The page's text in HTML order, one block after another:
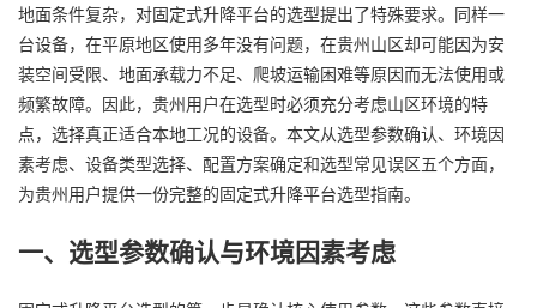
地面条件复杂，对固定式升降平台的选型提出了特殊要求。同样一
台设备，在平原地区使用多年没有问题，在贵州山区却可能因为安
装空间受限、地面承载力不足、爬坡运输困难等原因而无法使用或
频繁故障。因此，贵州用户在选型时必须充分考虑山区环境的特
点，选择真正适合本地工况的设备。本文从选型参数确认、环境因
素考虑、设备类型选择、配置方案确定和选型常见误区五个方面，
为贵州用户提供一份完整的固定式升降平台选型指南。
一、选型参数确认与环境因素考虑